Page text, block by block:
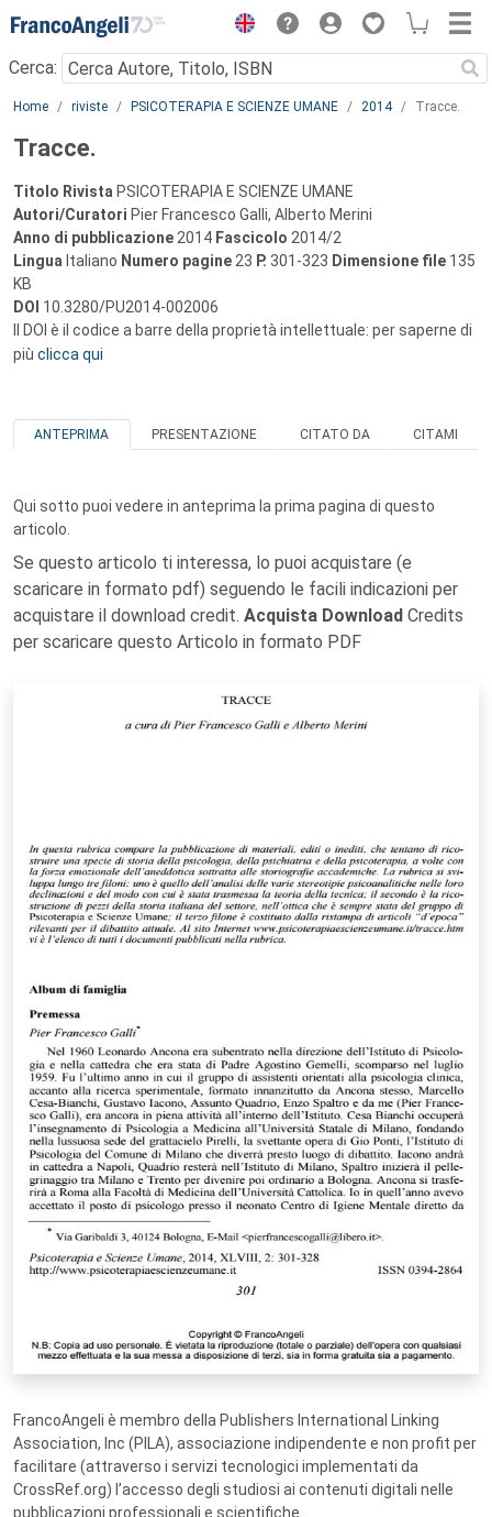
Menu
Cerca:
Main content
Home riviste PSICOTERAPIA E SCIENZE UMANE 2014 Tracce.
Tracce.
Titolo Rivista PSICOTERAPIA E SCIENZE UMANE
Autori/Curatori Pier Francesco Galli, Alberto Merini
Anno di pubblicazione 2014 Fascicolo 2014/2
Lingua Italiano Numero pagine 23 P. 301-323 Dimensione file 135
KB
DOI 10.3280/PU2014-002006
Il DOI è il codice a barre della proprietà intellettuale: per saperne di
più clicca qui
ANTEPRIMA PRESENTAZIONE CITATO DA CITAMI
Qui sotto puoi vedere in anteprima la prima pagina di questo
articolo.
Se questo articolo ti interessa, lo puoi acquistare (e
scaricare in formato pdf) seguendo le facili indicazioni per
acquistare il download credit. Acquista Download Credits
per scaricare questo Articolo in formato PDF
FrancoAngeli è membro della Publishers International Linking
Association, Inc (PILA), associazione indipendente e non profit per
facilitare (attraverso i servizi tecnologici implementati da
CrossRef.org) l’accesso degli studiosi ai contenuti digitali nelle
pubblicazioni professionali e scientifiche.